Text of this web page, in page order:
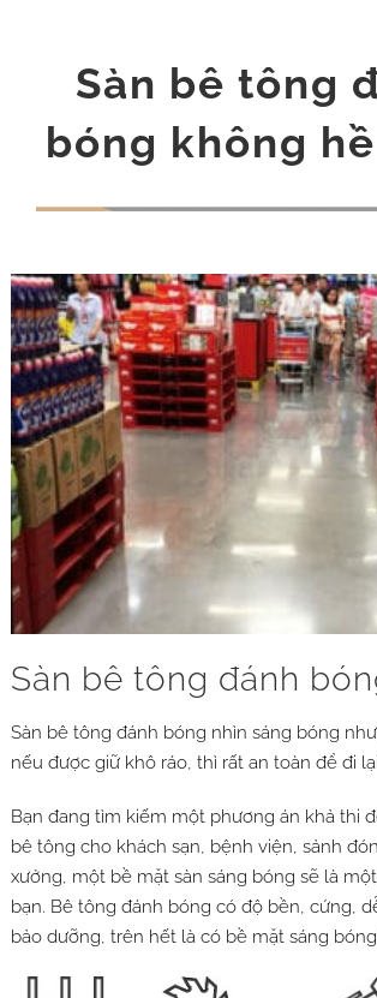
Sàn bê tông
bóng không
Sàn bê tông đánh
Sàn bê tông đánh bóng nhìn sáng bóng
nếu được giữ khô ráo, thì rất an toàn để đi
Bạn đang tìm kiếm một phương án khả thi
bê tông cho khách sạn, bệnh viện, sảnh
xưởng, một bề mặt sàn sáng bóng sẽ là
bạn. Bê tông đánh bóng có độ bền, cứng,
bảo dưỡng, trên hết là có bề mặt sáng